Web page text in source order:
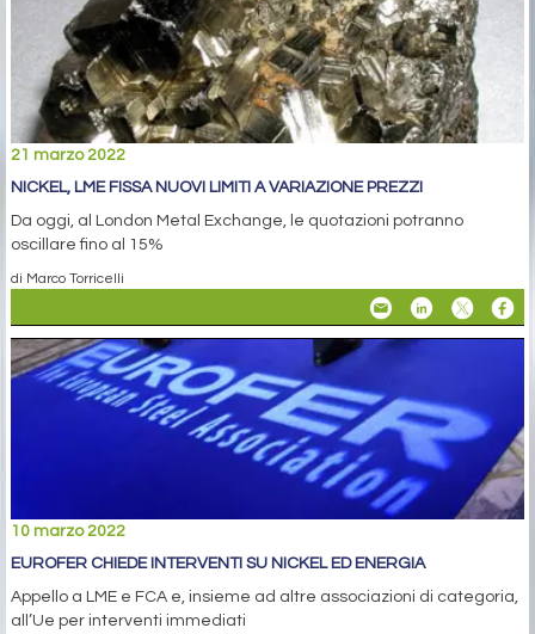
21 marzo 2022
NICKEL, LME FISSA NUOVI LIMITI A VARIAZIONE PREZZI
Da oggi, al London Metal Exchange, le quotazioni potranno
oscillare fino al 15%
di Marco Torricelli
10 marzo 2022
EUROFER CHIEDE INTERVENTI SU NICKEL ED ENERGIA
Appello a LME e FCA e, insieme ad altre associazioni di categoria,
all’Ue per interventi immediati